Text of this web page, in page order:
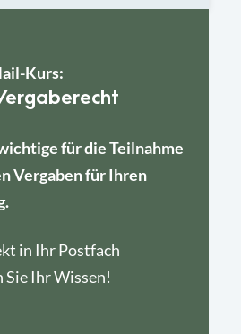
Kurs:
für die Teilnahme
Vergaben für Ihren
in Ihr Postfach
Sie Ihr Wissen!